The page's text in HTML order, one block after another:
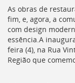
[]
Ir
para
a
busca
[]
Voltar
As obras de
fim, e, agora, a
com design
essência.A
feira (4), na Rua
Região que